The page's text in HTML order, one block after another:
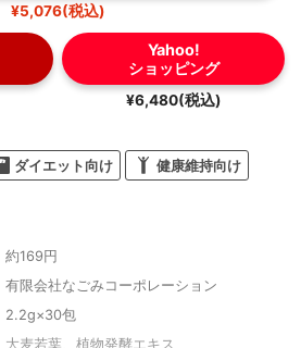
¥5,076(税込)
Yahoo!
ショッピング
¥6,480(税込)
ダイエット向け 健康維持向け
約169円
有限会社なごみコーポレーション
2.2g×30包
大麦若葉、植物発酵エキス